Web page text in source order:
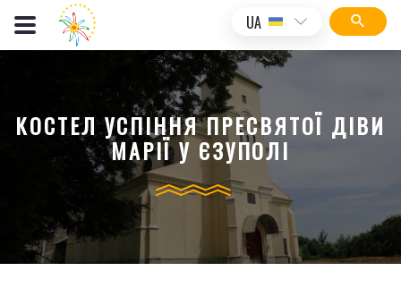
UA
КОСТЕЛ УСПІННЯ ПРЕСВЯТОЇ ДІВИ
МАРІЇ У ЄЗУПОЛІ